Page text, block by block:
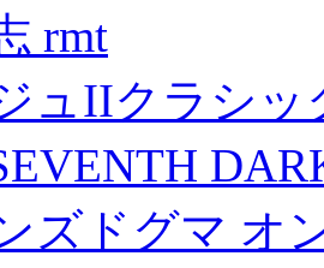
rmt
ュIIクラシ
ズドグマ オ